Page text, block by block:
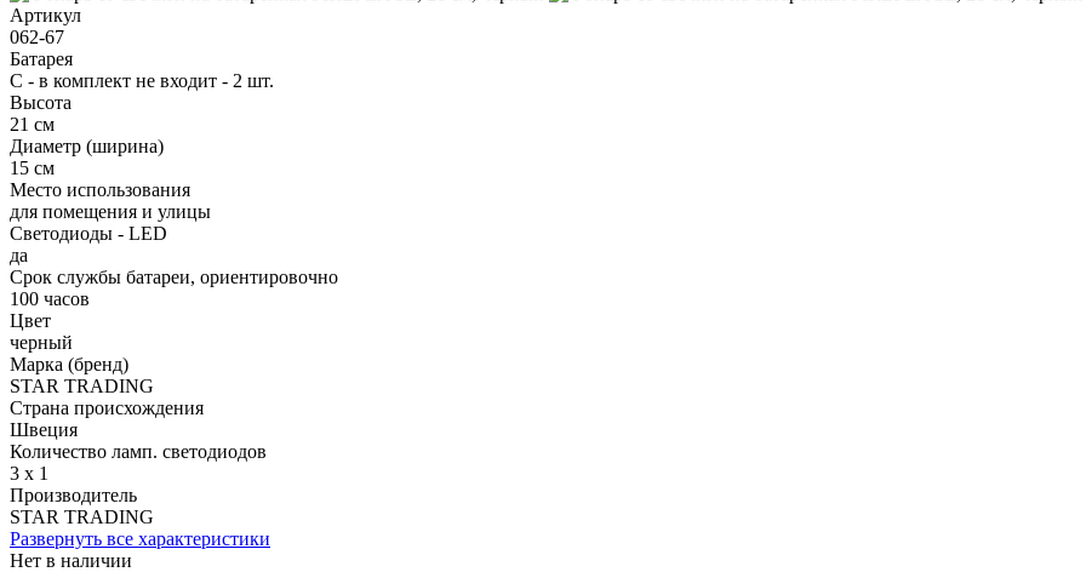
Артикул
062-67
Батарея
С - в комплект не входит - 2 шт.
Высота
21 см
Диаметр (ширина)
15 см
Место использования
для помещения и улицы
Светодиоды - LED
да
Срок службы батареи, ориентировочно
100 часов
Цвет
черный
Марка (бренд)
STAR TRADING
Страна происхождения
Швеция
Количество ламп. светодиодов
3 х 1
Производитель
STAR TRADING
Развернуть все характеристики
Нет в наличии